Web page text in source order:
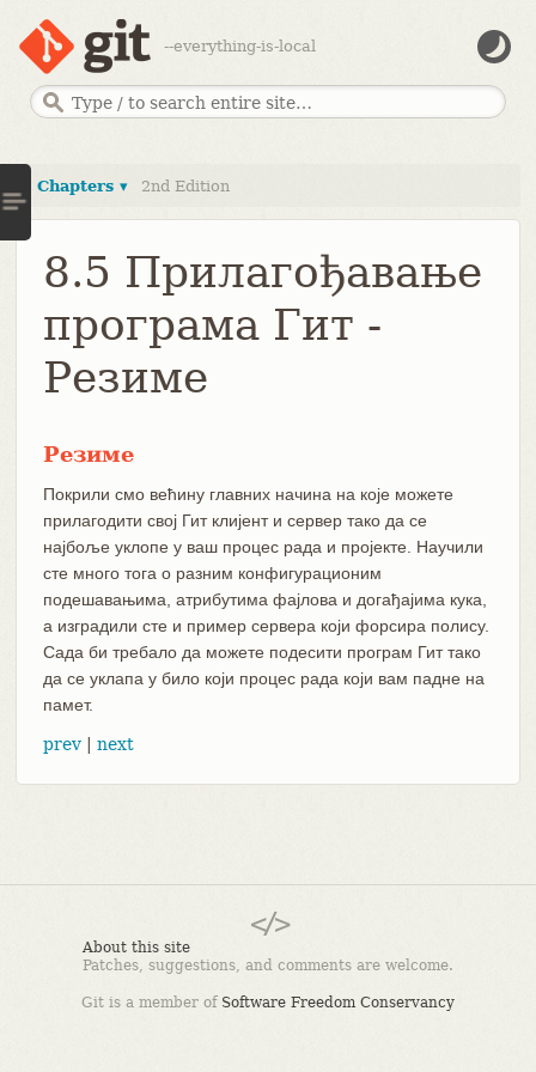
--everything-is-local
Chapters ▾ 2nd Edition
8.5 Прилагођавање
програма Гит -
Резиме
Резиме
Покрили смо већину главних начина на које можете
прилагодити свој Гит клијент и сервер тако да се
најбоље уклопе у ваш процес рада и пројекте. Научили
сте много тога о разним конфигурационим
подешавањима, атрибутима фајлова и догађајима кука,
а изградили сте и пример сервера који форсира полису.
Сада би требало да можете подесити програм Гит тако
да се уклапа у било који процес рада који вам падне на
памет.
prev| next
About this site
Patches, suggestions, and comments are welcome.
Git is a member of Software Freedom Conservancy